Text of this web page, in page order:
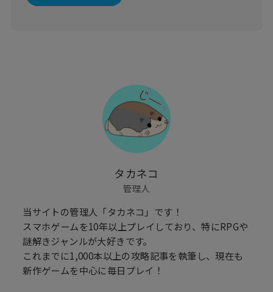
タカネコ
管理人
当サイトの管理人「タカネコ」です！
スマホゲームを10年以上プレイしており、特にRPGや
謎解きジャンルが大好きです。
これまでに1,000本以上の攻略記事を執筆し、現在も
新作ゲームを中心に毎日プレイ！